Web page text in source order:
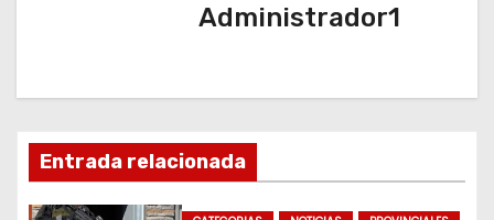
d
e
Administrador1
Entrada relacionada